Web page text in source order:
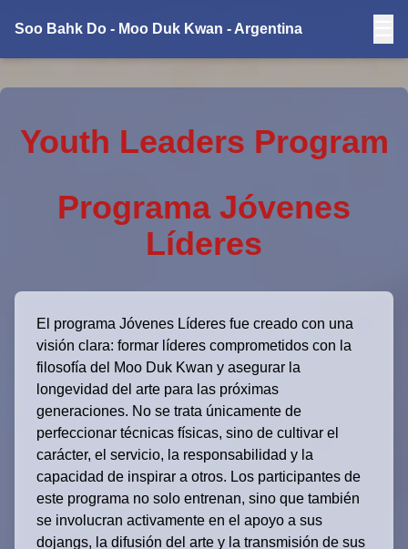
Soo Bahk Do - Moo Duk Kwan - Argentina
Youth Leaders Program
Programa Jóvenes
Líderes
El programa Jóvenes Líderes fue creado con una
visión clara: formar líderes comprometidos con la
filosofía del Moo Duk Kwan y asegurar la
longevidad del arte para las próximas
generaciones. No se trata únicamente de
perfeccionar técnicas físicas, sino de cultivar el
carácter, el servicio, la responsabilidad y la
capacidad de inspirar a otros. Los participantes de
este programa no solo entrenan, sino que también
se involucran activamente en el apoyo a sus
dojangs, la difusión del arte y la transmisión de sus